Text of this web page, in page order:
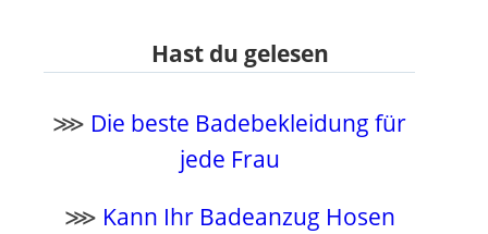
Hast du gelesen
⋙ Die beste Badebekleidung für
jede Frau
⋙ Kann Ihr Badeanzug Hosen